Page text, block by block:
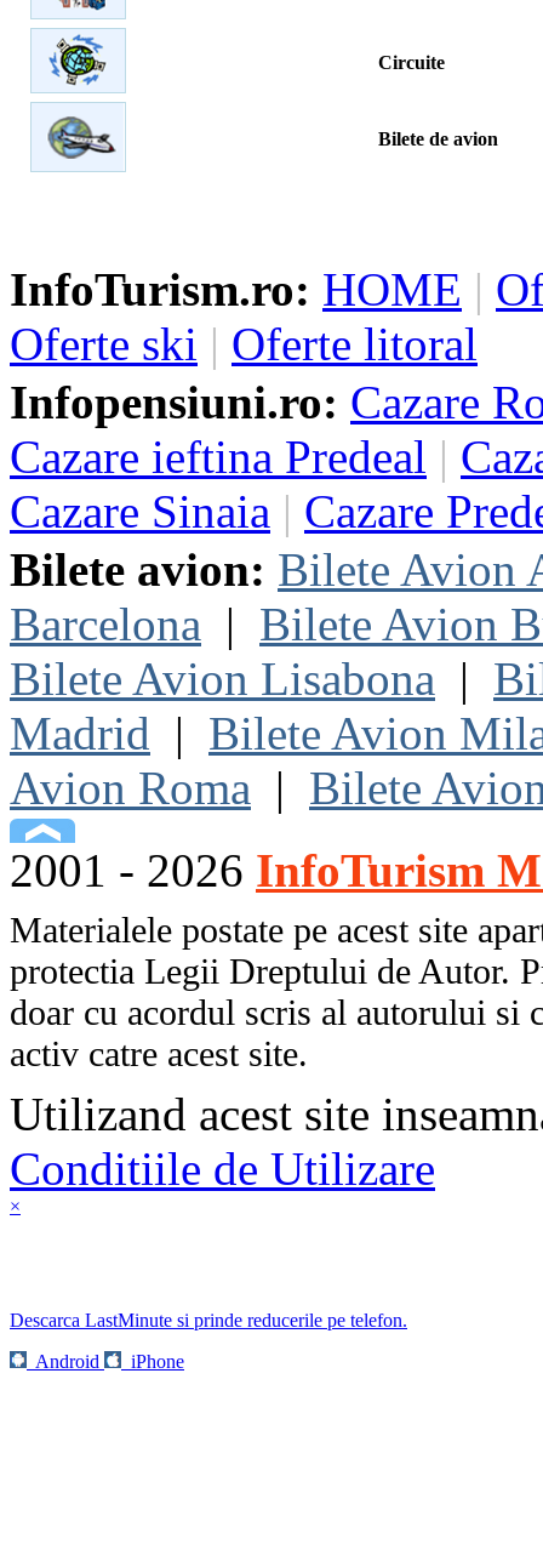
Circuite
Bilete de avion
InfoTurism.ro: HOME |
Oferte ski | Oferte litoral
Infopensiuni.ro: Cazare
Cazare ieftina Predeal |
Cazare Sinaia | Cazare
Bilete avion: Bilete Avion
Barcelona | Bilete Avion
Bilete Avion Lisabona |
Madrid | Bilete Avion
Avion Roma | Bilete
2001 - 2026 InfoTurism
Materialele postate pe acest site
protectia Legii Dreptului de Autor.
doar cu acordul scris al autorului si
activ catre acest site.
Utilizand acest site
Conditiile de Utilizare
×
Descarca LastMinute si prinde reducerile pe telefon.
Android
iPhone